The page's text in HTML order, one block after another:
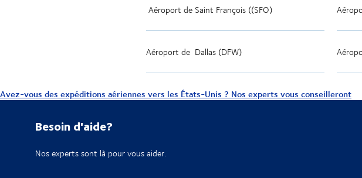
Aéroport de Saint François ((SFO)
Aéroport de Dallas (DFW)
Avez-vous des expéditions aériennes vers les États-Unis ? Nos experts vous conseilleront
Besoin d'aide?
Nos experts sont là pour vous aider.